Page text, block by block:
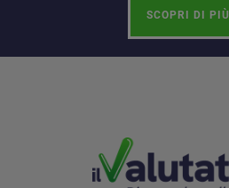
SCOPRI DI PIÙ